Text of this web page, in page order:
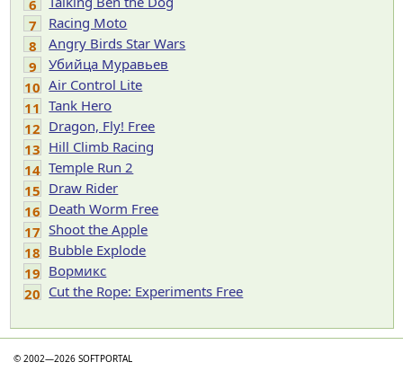
6
7
Racing Moto
8
Angry Birds Star Wars
9
Убийца Муравьев
10 Air Control Lite
11 Tank Hero
12 Dragon, Fly! Free
13 Hill Climb Racing
14 Temple Run 2
15 Draw Rider
16 Death Worm Free
17 Shoot the Apple
18 Bubble Explode
19 Вормикс
20 Cut the Rope: Experiments Free
© 2002—2026 SOFTPORTAL